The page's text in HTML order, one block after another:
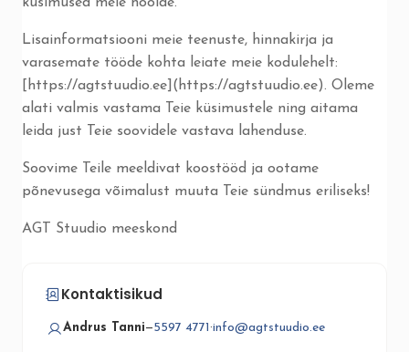
Lisainformatsiooni meie teenuste, hinnakirja ja
varasemate tööde kohta leiate meie kodulehelt:
[https://agtstuudio.ee](https://agtstuudio.ee). Oleme
alati valmis vastama Teie küsimustele ning aitama
leida just Teie soovidele vastava lahenduse.
Soovime Teile meeldivat koostööd ja ootame
põnevusega võimalust muuta Teie sündmus eriliseks!
AGT Stuudio meeskond
Kontaktisikud
Andrus Tanni—5597 4771 ·info@agtstuudio.ee